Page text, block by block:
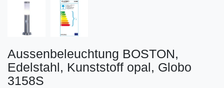
Aussenbeleuchtung BOSTON,
Edelstahl, Kunststoff opal, Globo
3158S